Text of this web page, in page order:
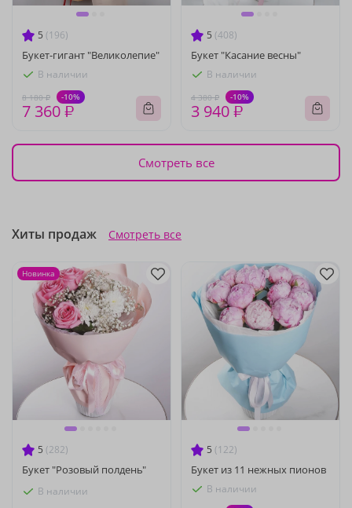
5 (196)
Букет-гигант "Великолепие"
В наличии
8 180 ₽ -10%
7 360 ₽
5 (408)
Букет "Касание весны"
В наличии
4 380 ₽ -10%
3 940 ₽
Смотреть все
Хиты продаж Смотреть все
5 (282)
Букет "Розовый полдень"
В наличии
Новинка
5 (122)
Букет из 11 нежных пионов
В наличии